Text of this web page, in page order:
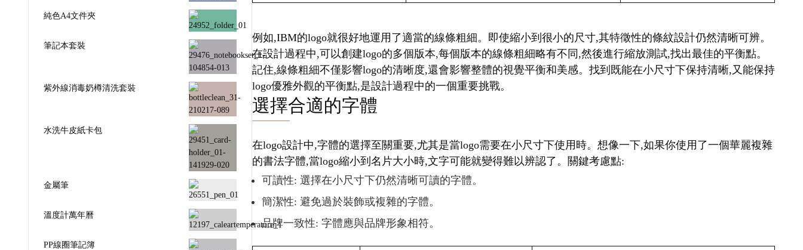
例如,IBM的logo就很好地運用了適當的線條粗細。即使縮小到很小的尺寸,其特徵性的條紋設計仍然清晰可辨。
在設計過程中,可以創建logo的多個版本,每個版本的線條粗細略有不同,然後進行縮放測試,找出最佳的平衡點。
記住,線條粗細不僅影響logo的清晰度,還會影響整體的視覺平衡和美感。找到既能在小尺寸下保持清晰,又能保持
logo優雅外觀的平衡點,是設計過程中的一個重要挑戰。
選擇合適的字體
在logo設計中,字體的選擇至關重要,尤其是當logo需要在小尺寸下使用時。想像一下,如果你使用了一個華麗複雜
的書法字體,當logo縮小到名片大小時,文字可能就變得難以辨認了。關鍵考慮點:
可讀性: 選擇在小尺寸下仍然清晰可讀的字體。
簡潔性: 避免過於裝飾或複雜的字體。
品牌一致性: 字體應與品牌形象相符。
純色A4文件夾
筆記本套裝
紫外線消毒奶樽清洗套裝
水洗牛皮紙卡包
金屬筆
溫度計萬年曆
PP線圈筆記簿